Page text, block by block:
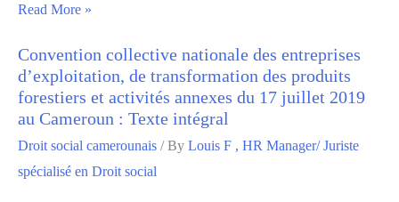
Read More »
Convention collective nationale des entreprises
d’exploitation, de transformation des produits
forestiers et activités annexes du 17 juillet 2019
au Cameroun : Texte intégral
Droit social camerounais / By Louis F , HR Manager/ Juriste
spécialisé en Droit social